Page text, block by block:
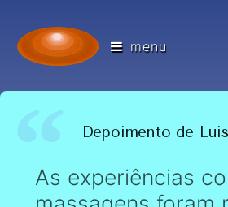
menu
Depoimento de
As experiências